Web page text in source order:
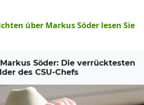
über Markus Söder lesen Sie
Markus Söder: Die verrücktesten
des CSU-Chefs